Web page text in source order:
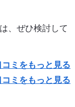
、ぜひ検討して
ミをもっと見る
ミをもっと見る